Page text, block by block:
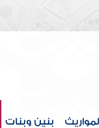
بنين وبنات